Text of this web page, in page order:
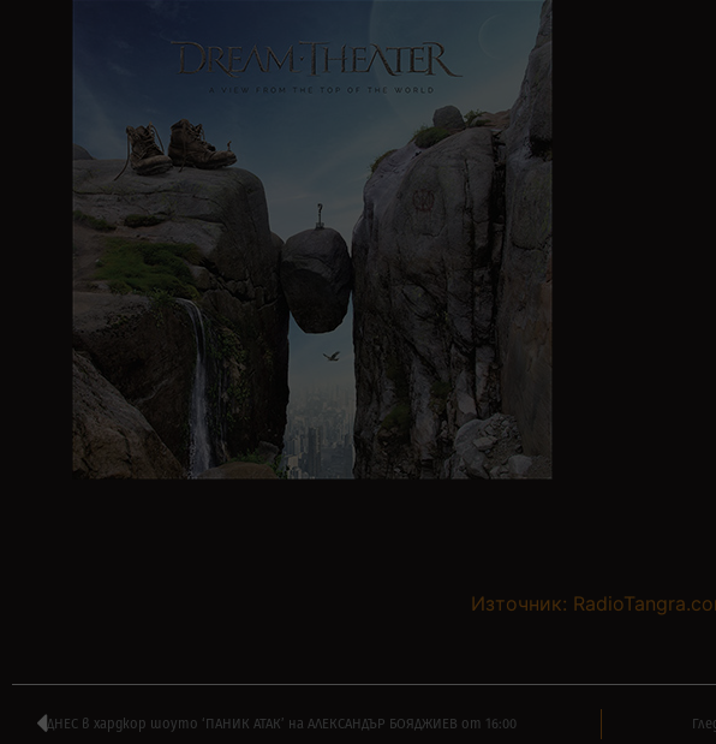
Източник:
ДНЕС в хардкор шоуто ‘ПАНИК АТАК’ на АЛЕКСАНДЪР БОЯДЖИЕВ от 16:00